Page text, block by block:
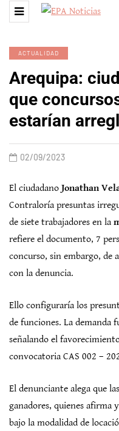
ACTUALIDAD
Arequipa:
que
estarían
02/09/2023
El ciudadano Jonathan
Contraloría presuntas
de siete trabajadores en la
refiere el documento, 7
concurso, sin embargo, de
con la denuncia.
Ello configuraría los
de funciones. La demanda
señalando el
convocatoria CAS 002 –
El denunciante alega que
ganadores, quienes afirma
bajo la modalidad de